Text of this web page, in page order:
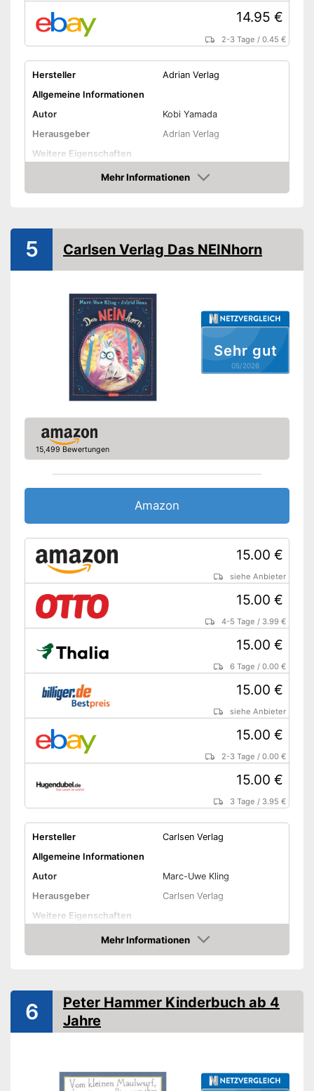
14.95 €
2-3 Tage /0.45 €
Hersteller
Adrian Verlag
Allgemeine Informationen
Autor
Kobi Yamada
Herausgeber
Adrian Verlag
Weitere Eigenschaften
Gebunden
Anzahl Seiten
44
Mehr Informationen
Amazon
Sehr gut
05/2026
5 Carlsen Verlag Das NEINhorn
15,499 Bewertungen
Amazon
15.00 €
siehe Anbieter
15.00 €
4-5 Tage / 3.99 €
15.00 €
6 Tage /0.00 €
15.00 €
siehe Anbieter
15.00 €
2-3 Tage /0.00 €
15.00 €
3 Tage / 3.95 €
Hersteller
Carlsen Verlag
Allgemeine Informationen
Autor
Marc-Uwe Kling
Herausgeber
Carlsen Verlag
Weitere Eigenschaften
Gebunden
Anzahl Seiten
48
Illustrator
Mehr Informationen
Amazon
6
Peter Hammer Kinderbuch ab 4
Jahre